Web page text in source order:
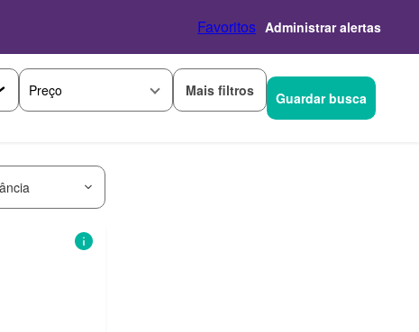
Favoritos Administrar alertas
Preço Mais filtros Guardar busca